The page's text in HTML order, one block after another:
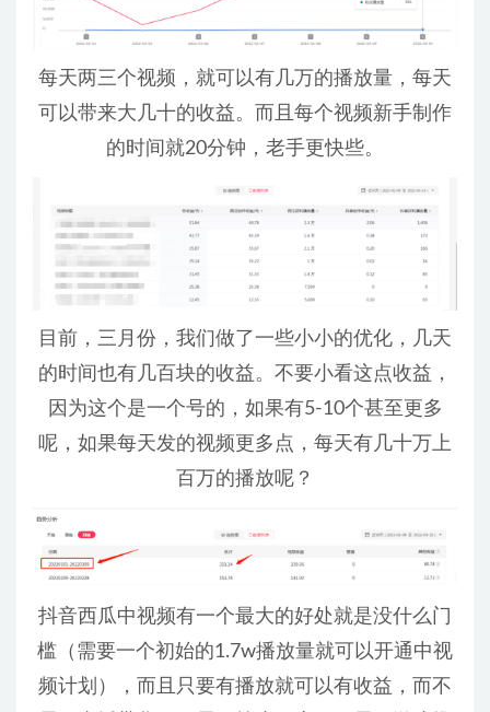
每天两三个视频，就可以有几万的播放量，每天
可以带来大几十的收益。而且每个视频新手制作
的时间就20分钟，老手更快些。
目前，三月份，我们做了一些小小的优化，几天
的时间也有几百块的收益。不要小看这点收益，
因为这个是一个号的，如果有5-10个甚至更多
呢，如果每天发的视频更多点，每天有几十万上
百万的播放呢？
抖音西瓜中视频有一个最大的好处就是没什么门
槛（需要一个初始的1.7w播放量就可以开通中视
频计划），而且只要有播放就可以有收益，而不